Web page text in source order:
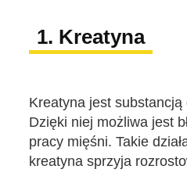
1. Kreatyna
Kreatyna jest
Dzięki niej możliwa jest
pracy mięśni. Takie
kreatyna sprzyja